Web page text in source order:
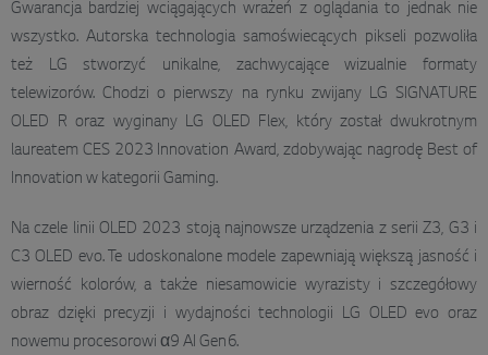
Gwarancja bardziej wciągających wrażeń z oglądania to jednak nie
wszystko. Autorska technologia samoświecących pikseli pozwoliła
też LG stworzyć unikalne, zachwycające wizualnie formaty
telewizorów. Chodzi o pierwszy na rynku zwijany LG SIGNATURE
OLED R oraz wyginany LG OLED Flex, który został dwukrotnym
laureatem CES 2023 Innovation Award, zdobywając nagrodę Best of
Innovation w kategorii Gaming.
Na czele linii OLED 2023 stoją najnowsze urządzenia z serii Z3, G3 i
C3 OLED evo. Te udoskonalone modele zapewniają większą jasność i
wierność kolorów, a także niesamowicie wyrazisty i szczegółowy
obraz dzięki precyzji i wydajności technologii LG OLED evo oraz
nowemu procesorowi α9 AI Gen6.